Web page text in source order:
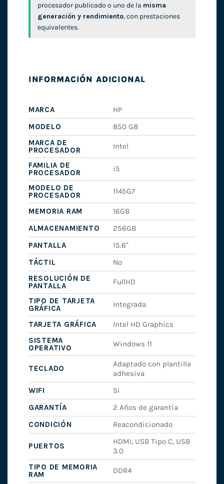
procesador publicado o uno de la misma
generación y rendimiento, con prestaciones
equivalentes.
INFORMACIÓN ADICIONAL
MARCA
HP
MODELO
850 G8
MARCA DE
PROCESADOR
Intel
FAMILIA DE
PROCESADOR
i5
MODELO DE
PROCESADOR
1145G7
MEMORIA RAM
16GB
ALMACENAMIENTO
256GB
PANTALLA
15.6"
TÁCTIL
No
RESOLUCIÓN DE
PANTALLA
FullHD
TIPO DE TARJETA
GRÁFICA
Integrada
TARJETA GRÁFICA
Intel HD Graphics
SISTEMA
OPERATIVO
Windows 11
TECLADO
Adaptado con plantilla
adhesiva
WIFI
Si
GARANTÍA
2 Años de garantía
CONDICIÓN
Reacondicionado
PUERTOS
HDMI, USB Tipo C, USB
3.0
TIPO DE MEMORIA
RAM
DDR4